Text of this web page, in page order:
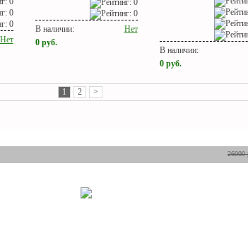
Нет
В наличии:
Нет
0 руб.
В наличии:
0 руб.
1 2 >
26000